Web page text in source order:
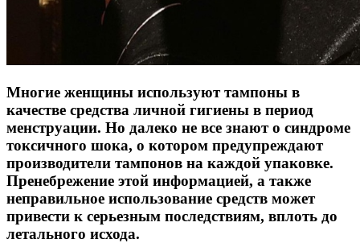
Многие женщины используют тампоны в
качестве средства личной гигиены в период
менструации. Но далеко не все знают о синдроме
токсичного шока, о котором предупреждают
производители тампонов на каждой упаковке.
Пренебрежение этой информацией, а также
неправильное использование средств может
привести к серьезным последствиям, вплоть до
летального исхода.